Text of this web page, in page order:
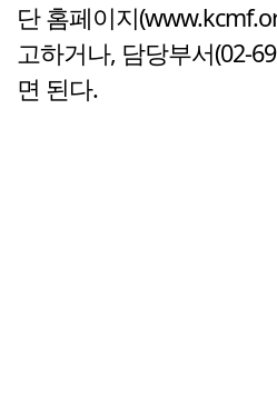
단 홈페이지
고하거나, 담당부서(02-
면 된다.